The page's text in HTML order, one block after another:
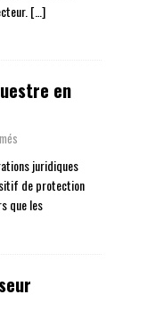
[…]
en
juridiques
de protection
que les